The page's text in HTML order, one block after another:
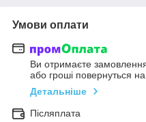
Умови оплати
Ви отримаєте
або гроші повернуться
Детальніше
Післяплата